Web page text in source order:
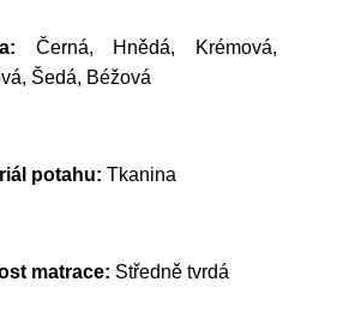
Černá, Hnědá, Krémová,
Šedá, Béžová
potahu: Tkanina
matrace: Středně tvrdá